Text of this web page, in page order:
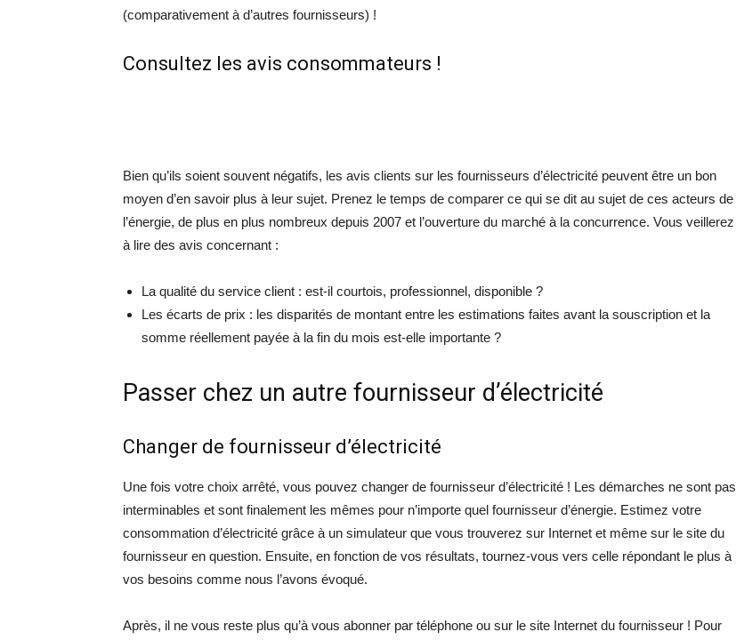
(comparativement à d’autres fournisseurs) !
Consultez les avis consommateurs !
Bien qu’ils soient souvent négatifs, les avis clients sur les fournisseurs d’électricité peuvent être un bon
moyen d’en savoir plus à leur sujet. Prenez le temps de comparer ce qui se dit au sujet de ces acteurs de
l’énergie, de plus en plus nombreux depuis 2007 et l’ouverture du marché à la concurrence. Vous veillerez
à lire des avis concernant :
La qualité du service client : est-il courtois, professionnel, disponible ?
Les écarts de prix : les disparités de montant entre les estimations faites avant la souscription et la
somme réellement payée à la fin du mois est-elle importante ?
Passer chez un autre fournisseur d’électricité
Changer de fournisseur d’électricité
Une fois votre choix arrêté, vous pouvez changer de fournisseur d’électricité ! Les démarches ne sont pas
interminables et sont finalement les mêmes pour n’importe quel fournisseur d’énergie. Estimez votre
consommation d’électricité grâce à un simulateur que vous trouverez sur Internet et même sur le site du
fournisseur en question. Ensuite, en fonction de vos résultats, tournez-vous vers celle répondant le plus à
vos besoins comme nous l’avons évoqué.
Après, il ne vous reste plus qu’à vous abonner par téléphone ou sur le site Internet du fournisseur ! Pour